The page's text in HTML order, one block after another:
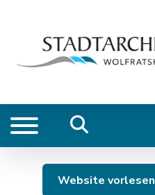
Website vorlesen